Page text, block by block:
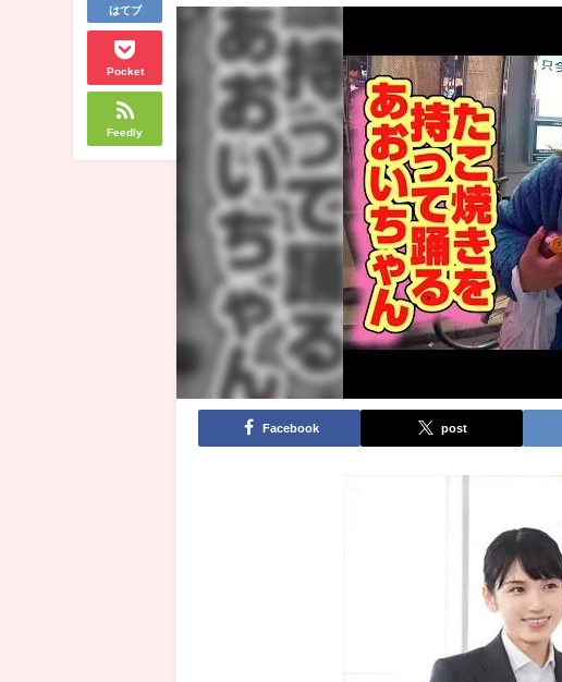
はてブ
Pocket
Feedly
Facebook post